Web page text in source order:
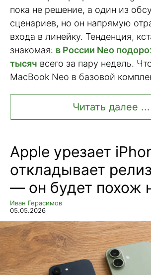
пока не решение, а один из
сценариев, но он напрямую
входа в линейку. Тенденция,
знакомая: в России Neo
тысяч всего за пару недель.
MacBook Neo в базовой
Читать далее ...
Apple урезает
откладывает
— он будет похож
Иван Герасимов
05.05.2026